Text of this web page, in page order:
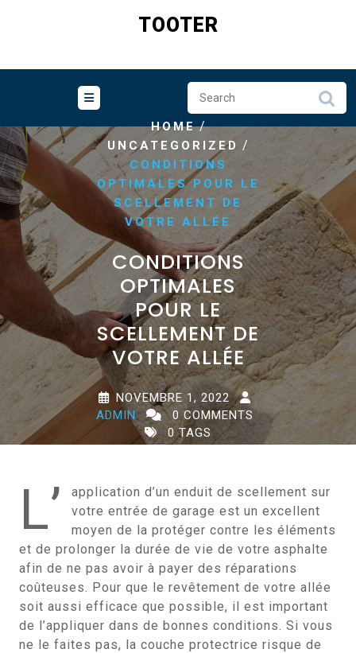
TOOTER
HOME/
UNCATEGORIZED /
CONDITIONS
OPTIMALES POUR LE
SCELLEMENT DE
VOTRE ALLÉE
CONDITIONS
OPTIMALES
POUR LE
SCELLEMENT DE
VOTRE ALLÉE
NOVEMBRE 1, 2022
ADMIN
0 COMMENTS
0 TAGS
L’
application d’un enduit de scellement sur
votre entrée de garage est un excellent
moyen de la protéger contre les éléments
et de prolonger la durée de vie de votre asphalte
afin de ne pas avoir à payer des réparations
coûteuses. Pour que le revêtement de votre allée
soit aussi efficace que possible, il est important
de l’appliquer dans de bonnes conditions. Si vous
ne le faites pas, la couche protectrice risque de